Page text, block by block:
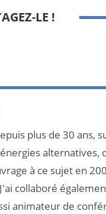
LE !
plus de 30 ans,
alternatives,
à ce sujet en
collaboré
animateur de